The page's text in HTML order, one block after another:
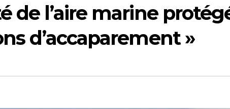
de l’aire marine
d’accaparement »